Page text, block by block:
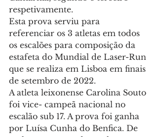
respetivamente.
Esta prova serviu para
referenciar os 3 atletas em todos
os escalões para composição da
estafeta do Mundial de Laser-Run
que se realiza em Lisboa em finais
de setembro de 2022.
A atleta leixonense Carolina Souto
foi vice- campeã nacional no
escalão sub 17. A prova foi ganha
por Luísa Cunha do Benfica. De